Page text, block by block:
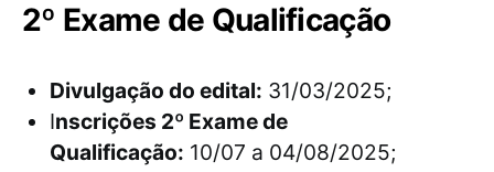
2º Exame de Qualificação
Divulgação do edital: 31/03/2025;
Inscrições 2º Exame de
Qualificação: 10/07 a 04/08/2025;